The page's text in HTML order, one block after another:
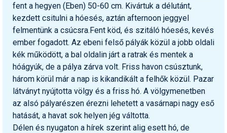
Portálinfo
Rajzok
Síbérletárak
Síbörze
Sícipő
Sífelszerelés
fent a hegyen (Eben) 50-60 cm. Kivártuk a délutánt,
kezdett csitulni a hóesés, aztán afternoon jeggyel
felmentünk a csúcsra.Fent köd, és szitáló hóesés, kevés
ember fogadott. Az ebeni felső pályák közül a jobb oldali
kék működött, a bal oldalin járt a ratrak és mentek a
hóágyúk, de a pálya zárva volt. Friss havon csúsztunk,
három körül már a nap is kikandikált a felhők közül. Pazar
látványt nyújtotta völgy és a friss hó. A völgymenetben
az alsó pályarészen érezni lehetett a vasárnapi nagy eső
hatását, a havat sok helyen jég váltotta.
Délen és nyugaton a hírek szerint alig esett hó, de